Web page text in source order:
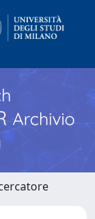
Archivio